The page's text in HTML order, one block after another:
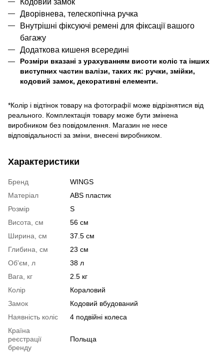
Дворівнева, телескопічна ручка
Внутрішні фіксуючі ремені для фіксації вашого
багажу
Додаткова кишеня всередині
Розміри вказані з урахуванням висоти коліс та інших
виступних частин валізи, таких як: ручки, змійки,
кодовий замок, декоративні елементи.
*Колір і відтінок товару на фотографії може відрізнятися від
реального. Комплектація товару може бути змінена
виробником без повідомлення. Магазин не несе
відповідальності за зміни, внесені виробником.
Характеристики
Бренд
WINGS
Матеріал
ABS пластик
Розмір
S
Висота, см
56 см
Ширина, см
37.5 см
Глибина, см
23 см
Об'єм, л
38 л
Вага, кг
2.5 кг
Колір
Кораловий
Замок
Кодовий вбудований
Наявність коліс
4 подвійні колеса
Країна
реєстрації
бренду
Польща